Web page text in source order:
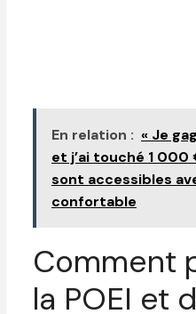
En relation : « Je
et j’ai touché 1 000
sont accessibles
confortable
Comment
la POEI et